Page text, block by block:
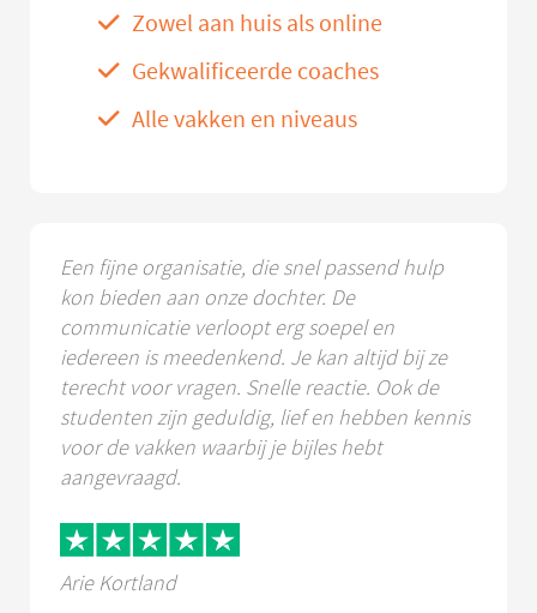
Zowel aan huis als online
Gekwalificeerde coaches
Alle vakken en niveaus
Een fijne organisatie, die snel passend hulp
kon bieden aan onze dochter. De
communicatie verloopt erg soepel en
iedereen is meedenkend. Je kan altijd bij ze
terecht voor vragen. Snelle reactie. Ook de
studenten zijn geduldig, lief en hebben kennis
voor de vakken waarbij je bijles hebt
aangevraagd.
Arie Kortland